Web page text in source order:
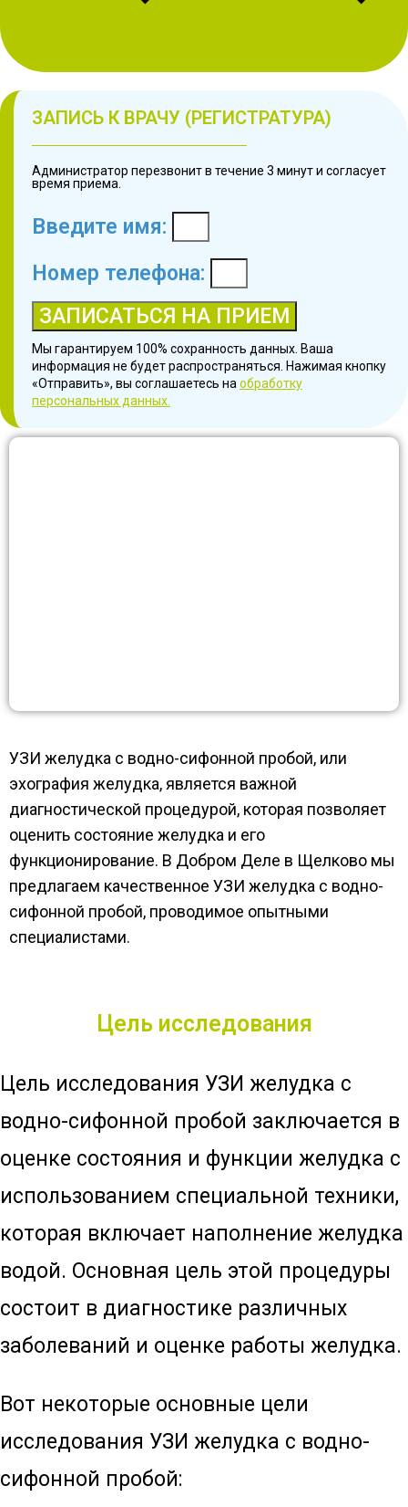
ЗАПИСЬ К ВРАЧУ (РЕГИСТРАТУРА)
Администратор перезвонит в течение 3 минут и согласует
время приема.
Введите имя:
Номер телефона:
ЗАПИСАТЬСЯ НА ПРИЕМ
Мы гарантируем 100% сохранность данных. Ваша
информация не будет распространяться. Нажимая кнопку
«Отправить», вы соглашаетесь на обработку
персональных данных.
УЗИ желудка с водно-сифонной пробой, или
эхография желудка, является важной
диагностической процедурой, которая позволяет
оценить состояние желудка и его
функционирование. В Добром Деле в Щелково мы
предлагаем качественное УЗИ желудка с водно-
сифонной пробой, проводимое опытными
специалистами.
Цель исследования
Цель исследования УЗИ желудка с
водно-сифонной пробой заключается в
оценке состояния и функции желудка с
использованием специальной техники,
которая включает наполнение желудка
водой. Основная цель этой процедуры
состоит в диагностике различных
заболеваний и оценке работы желудка.
Вот некоторые основные цели
исследования УЗИ желудка с водно-
сифонной пробой: